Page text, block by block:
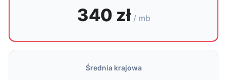
340 zł / mb
Średnia krajowa